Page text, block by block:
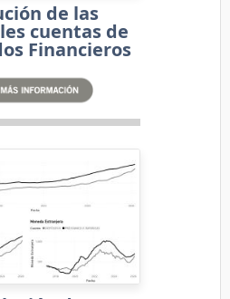
de las
cuentas de
Financieros